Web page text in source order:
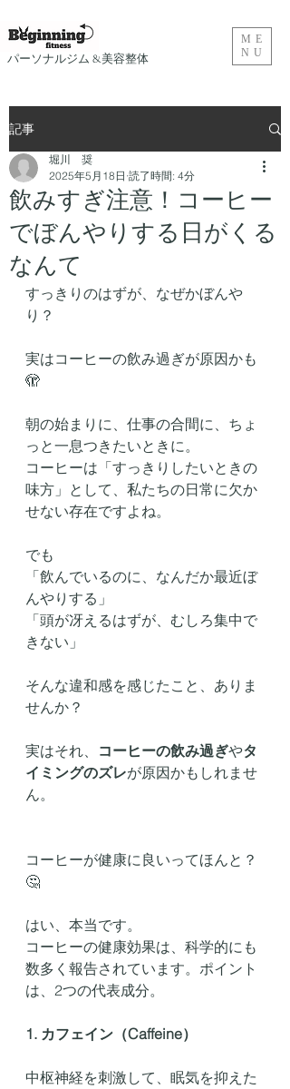
​パーソナルジム &美容整体
ME
NU
記事
飲みすぎ注意！コーヒー
でぼんやりする日がくる
なんて
堀川 奨
2025年5月18日 読了時間: 4分
すっきりのはずが、なぜかぼんや
り？
実はコーヒーの飲み過ぎが原因かも
🫣
朝の始まりに、仕事の合間に、ちょ
っと一息つきたいときに。
コーヒーは「すっきりしたいときの
味方」として、私たちの日常に欠か
せない存在ですよね。
でも
「飲んでいるのに、なんだか最近ぼ
んやりする」
「頭が冴えるはずが、むしろ集中で
きない」
そんな違和感を感じたこと、ありま
せんか？
実はそれ、 コーヒーの飲み過ぎやタ
イミングのズレが原因かもしれませ
ん。
コーヒーが健康に良いってほんと？
🤔
はい、本当です。
コーヒーの健康効果は、科学的にも
数多く報告されています。ポイント
は、2つの代表成分。
1. カフェイン（Caffeine）
中枢神経を刺激して、眠気を抑えた